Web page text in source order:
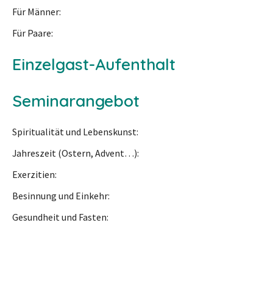
Für Männer
Für Paare
Einzelgast-Aufenthalt
Seminarangebot
Spiritualität und Lebenskunst
Jahreszeit (Ostern, Advent…)
Exerzitien
Besinnung und Einkehr
Gesundheit und Fasten